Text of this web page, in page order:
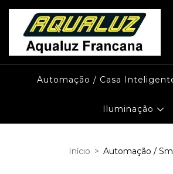
Automação / Casa
Iluminação
Início > Automação /